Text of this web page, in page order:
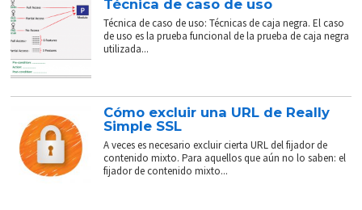
Técnica de caso de uso
Técnica de caso de uso: Técnicas de caja negra. El caso
de uso es la prueba funcional de la prueba de caja negra
utilizada...
Cómo excluir una URL de Really
Simple SSL
A veces es necesario excluir cierta URL del fijador de
contenido mixto. Para aquellos que aún no lo saben: el
fijador de contenido mixto...